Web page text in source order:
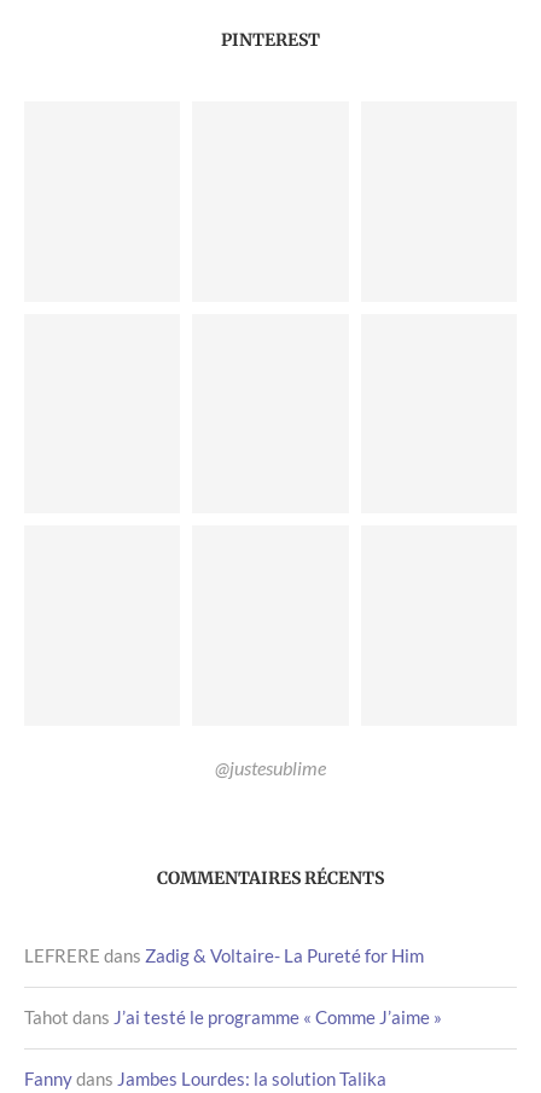
PINTEREST
@justesublime
COMMENTAIRES RÉCENTS
LEFRERE dans Zadig & Voltaire- La Pureté for Him
Tahot dans J’ai testé le programme « Comme J’aime »
Fannydans Jambes Lourdes: la solution Talika